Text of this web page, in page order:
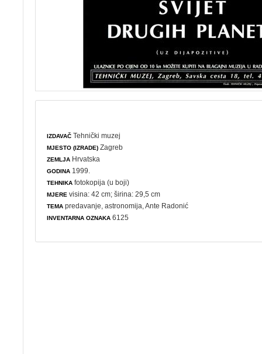
IZDAVAČ Tehnički muzej
MJESTO (IZRADE) Zagreb
ZEMLJA Hrvatska
GODINA 1999.
TEHNIKA fotokopija (u boji)
MJERE visina: 42 cm; širina: 29,5 cm
TEMA predavanje ,astronomija , Ante Radonić
INVENTARNA OZNAKA 6125